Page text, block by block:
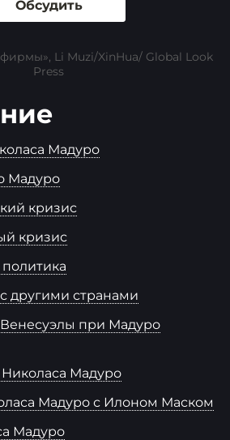
Обсудить
Li Muzi/XinHua/ Global Look
Press
Мадуро
Мадуро
кризис
кризис
другими странами
при Мадуро
Мадуро
Мадуро с Илоном Маском
Мадуро